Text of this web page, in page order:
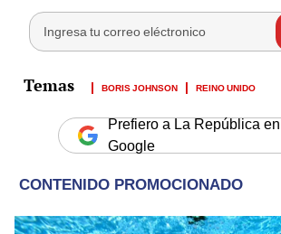
BORIS JOHNSON REINO UNIDO
Prefiero a La República en
Google